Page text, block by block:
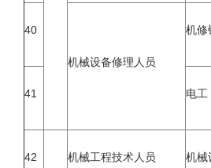
40
机械设备修理人员
机修
41 电工
42 机械工程技术人员 机械